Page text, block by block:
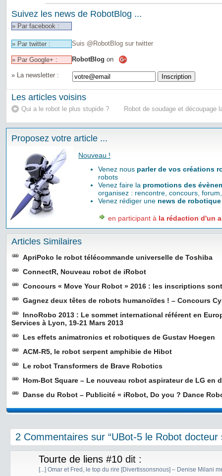
Suivez les news de RobotBlog ...
» Par facebook :
» Par twitter : Suis @RobotBlog sur twitter
» Par Google+ : RobotBlog on
» La newsletter :
Les articles voisins
Qui a le robot le plus stupide ? Robot de soudage et découpage
Proposez votre article ...
Nouveau !
Venez nous parler de vos créations
robots
Venez faire la promotions des
organisez : rencontre, concours,
Venez rédiger une news de robotique
en participant à la rédaction d'un
Articles Similaires
ApriPoko le robot télécommande universelle de Toshiba
ConnectR, Nouveau robot de iRobot
Concours « Move Your Robot » 2016 : les inscriptions
Gagnez deux têtes de robots humanoïdes ! – Concours
InnoRobo 2013 : Le sommet international référent en
Services à Lyon, 19-21 Mars 2013
Les effets animatronics et robotiques de Gustav Hoegen
ACM-R5, le robot serpent amphibie de Hibot
Le robot Transformers de Brave Robotics
Hom-Bot Square – Le nouveau robot aspirateur de LG en
Danse du Robot – Publicité « iRobot, Do you ? Dance
2 Commentaires sur “UBot-5 le Robot docteur
Tourte de liens #10 dit :
[...] Omar et Fred, le top du rire [Divertissonsnous] – Denise Milani